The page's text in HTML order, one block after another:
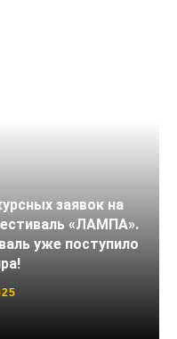
заявок на
«ЛАМПА».
уже поступило